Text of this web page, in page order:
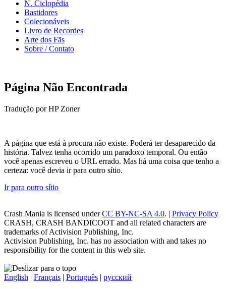
N. Ciclopédia
Bastidores
Colecionáveis
Livro de Recordes
Arte dos Fãs
Sobre / Contato
Página Não Encontrada
Tradução por HP Zoner
A página que está à procura não existe. Poderá ter desaparecido da
história. Talvez tenha ocorrido um paradoxo temporal. Ou então
você apenas escreveu o URL errado. Mas há uma coisa que tenho a
certeza: você devia ir para outro sítio.
Ir para outro sítio
Crash Mania is licensed underCC BY-NC-SA 4.0. | Privacy Policy
CRASH, CRASH BANDICOOT and all related characters are
trademarks of Activision Publishing, Inc.
Activision Publishing, Inc. has no association with and takes no
responsibility for the content in this web site.
English | Français | Português | русский